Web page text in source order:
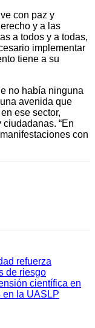
con paz y
y a las
a todos y a todas,
implementar
tiene a su
no había ninguna
avenida que
ese sector,
“En
con
refuerza
de riesgo
científica en
en la UASLP